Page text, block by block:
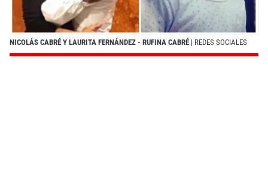
NICOLÁS CABRÉ Y LAURITA FERNÁNDEZ - RUFINA CABRÉ | REDES SOCIALES